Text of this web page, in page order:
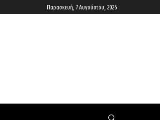
Παρασκευή, 7 Αυγούστου, 2026